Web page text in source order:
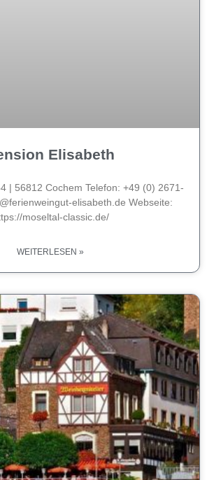
Elisabeth
| 56812 Cochem Telefon: +49 (0) 2671-
elisabeth.de Webseite:
moseltal-classic.de/
WEITERLESEN »